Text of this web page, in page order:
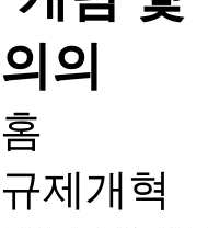
홈
규제개혁